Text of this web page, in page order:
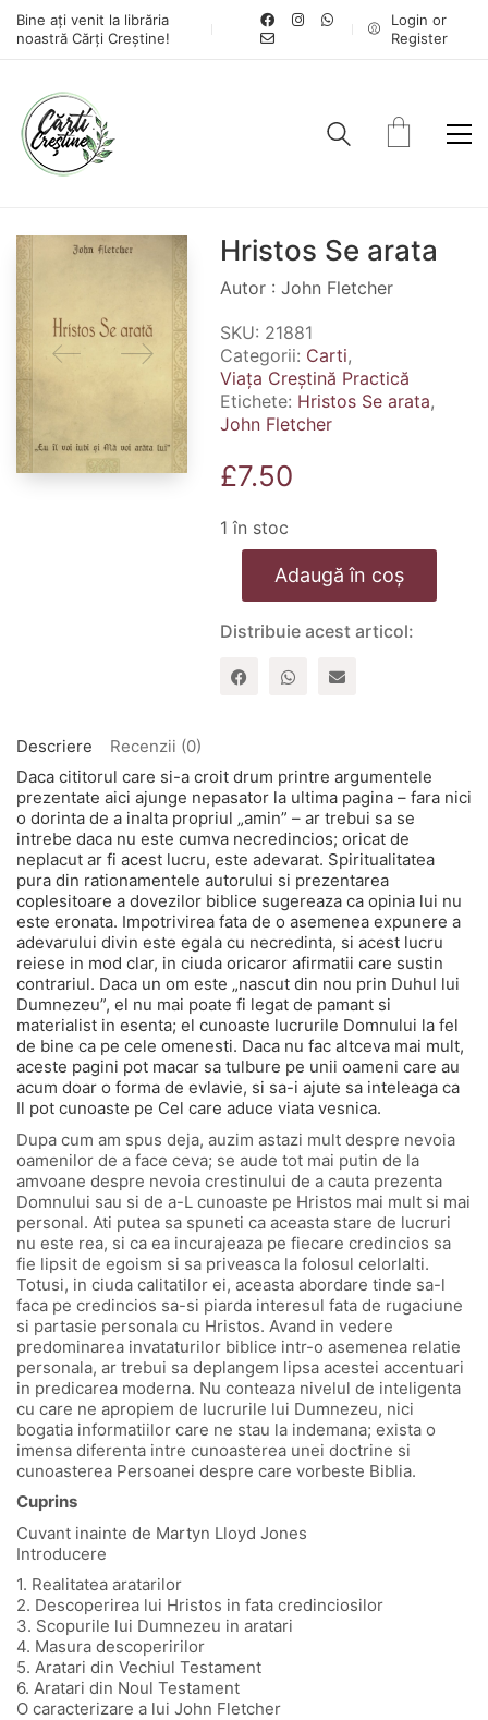
Bine ați venit la librăria
noastră Cărți Creștine!
Login or
Register
Hristos Se arata
Autor : John Fletcher
SKU: 21881
Categorii: Carti,
Viața Creștină Practică
Etichete: Hristos Se arata,
John Fletcher
£7.50
1 în stoc
Cantitate
arata
Adaugă în coș
Distribuie acest articol:
Descriere
Recenzii (0)
Daca cititorul care si-a croit drum printre argumentele
prezentate aici ajunge nepasator la ultima pagina – fara nici
o dorinta de a inalta propriul „amin” – ar trebui sa se
intrebe daca nu este cumva necredincios; oricat de
neplacut ar fi acest lucru, este adevarat. Spiritualitatea
pura din rationamentele autorului si prezentarea
coplesitoare a dovezilor biblice sugereaza ca opinia lui nu
este eronata. Impotrivirea fata de o asemenea expunere a
adevarului divin este egala cu necredinta, si acest lucru
reiese in mod clar, in ciuda oricaror afirmatii care sustin
contrariul. Daca un om este „nascut din nou prin Duhul lui
Dumnezeu”, el nu mai poate fi legat de pamant si
materialist in esenta; el cunoaste lucrurile Domnului la fel
de bine ca pe cele omenesti. Daca nu fac altceva mai mult,
aceste pagini pot macar sa tulbure pe unii oameni care au
acum doar o forma de evlavie, si sa-i ajute sa inteleaga ca
Il pot cunoaste pe Cel care aduce viata vesnica.
Dupa cum am spus deja, auzim astazi mult despre nevoia
oamenilor de a face ceva; se aude tot mai putin de la
amvoane despre nevoia crestinului de a cauta prezenta
Domnului sau si de a-L cunoaste pe Hristos mai mult si mai
personal. Ati putea sa spuneti ca aceasta stare de lucruri
nu este rea, si ca ea incurajeaza pe fiecare credincios sa
fie lipsit de egoism si sa priveasca la folosul celorlalti.
Totusi, in ciuda calitatilor ei, aceasta abordare tinde sa-l
faca pe credincios sa-si piarda interesul fata de rugaciune
si partasie personala cu Hristos. Avand in vedere
predominarea invataturilor biblice intr-o asemenea relatie
personala, ar trebui sa deplangem lipsa acestei accentuari
in predicarea moderna. Nu conteaza nivelul de inteligenta
cu care ne apropiem de lucrurile lui Dumnezeu, nici
bogatia informatiilor care ne stau la indemana; exista o
imensa diferenta intre cunoasterea unei doctrine si
cunoasterea Persoanei despre care vorbeste Biblia.
Cuprins
Cuvant inainte de Martyn Lloyd Jones
Introducere
1. Realitatea aratarilor
2. Descoperirea lui Hristos in fata credinciosilor
3. Scopurile lui Dumnezeu in aratari
4. Masura descoperirilor
5. Aratari din Vechiul Testament
6. Aratari din Noul Testament
O caracterizare a lui John Fletcher